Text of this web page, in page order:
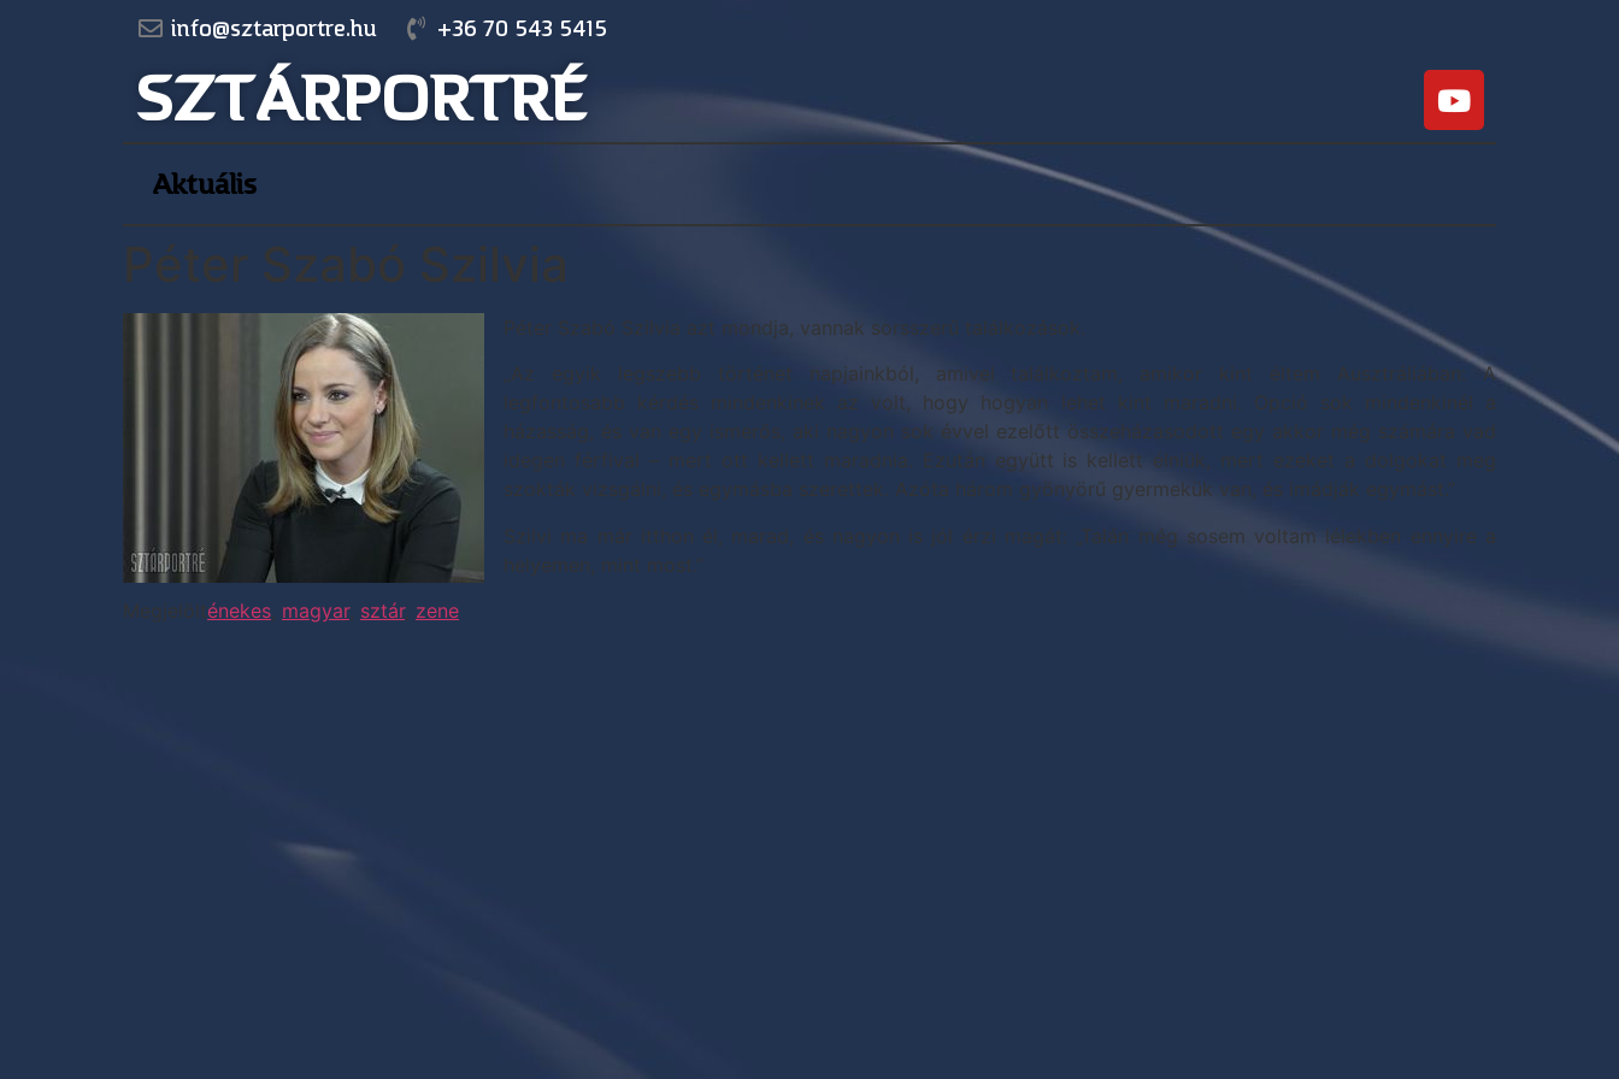
info@sztarportre.hu +36 70 543 5415
SZTÁRPORTRÉ
Aktuális
Péter Szabó Szilvia
Péter Szabó Szilvia azt mondja, vannak sorsszerű találkozások.
„Az egyik legszebb történet napjainkból, amivel találkoztam, amikor kint éltem Ausztráliában: A
legfontosabb kérdés mindenkinek az volt, hogy hogyan lehet kint maradni. Opció sok mindenkinél a
házasság, és van egy ismerős, aki nagyon sok évvel ezelőtt összeházasodott egy akkor még számára vad
idegen férfival – mert ott kellett maradnia. Ezután együtt is kellett élniük, mert ezeket a dolgokat meg
szokták vizsgálni, és egymásba szerettek. Azóta három gyönyörű gyermekük van, és imádják egymást.”
Szilvi ma már itthon él, marad, és nagyon is jól érzi magát: „Talán még sosem voltam lélekben ennyire a
helyemen, mint most.”
Megjelölténekes, magyar, sztár, zene